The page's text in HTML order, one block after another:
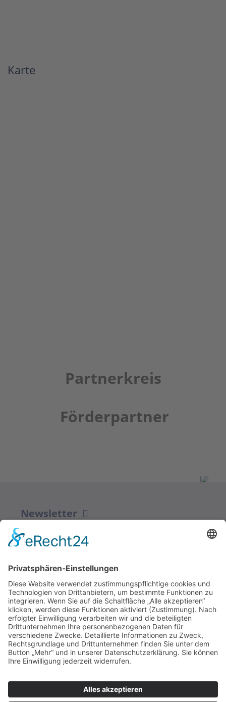
Karte
Partnerkreis
Förderpartner
Newsletter
ZUR ANMELDUNG
Redaktion bbkult.net
Centrum Bavaria Bohemia (CeBB)
Dr. Veronika Hofinger
Freyung 1, 92539 Schönsee
Tel.:+49 (0)9674 / 92 48 78
veronika.hofinger@cebb.de